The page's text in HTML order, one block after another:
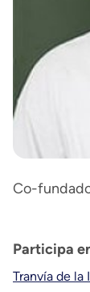
Co-
Participa
Tranvía de